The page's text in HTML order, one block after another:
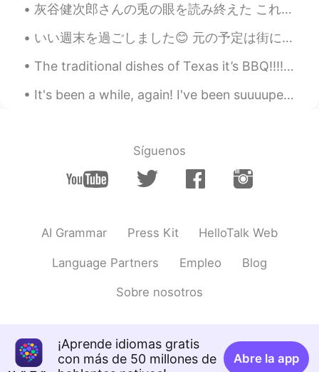
灰谷健次郎さんの兎の眼を読み終えた これで読み終えた文庫の数は一冊増えた。 まぁ、初めて文庫を読み終えたんだけど 読む速度をちょっと上達できた気がする！😄 でもまだまだ恐ろしく遅い。指先置かな...
いい週末を過ごしました😊 元の予定は街に行って、素敵なホテルに泊まって、上手いレストランで食べに行くのがでした。それから多分ホテルに歩いて帰らながら、サウスバンクのヤラ川の隣に止まって綺麗な...
The traditional dishes of Texas it’s BBQ!!!!! The most famous known as Brisket. Brisket it’s a la...
It's been a while, again! I've been suuuuper busy with work, and I've been making all kinds of ...
Síguenos
AI Grammar Press Kit HelloTalk Web
Language Partners Empleo Blog
Sobre nosotros
¡Aprende idiomas gratis
con más de 50 millones de
Abre la app